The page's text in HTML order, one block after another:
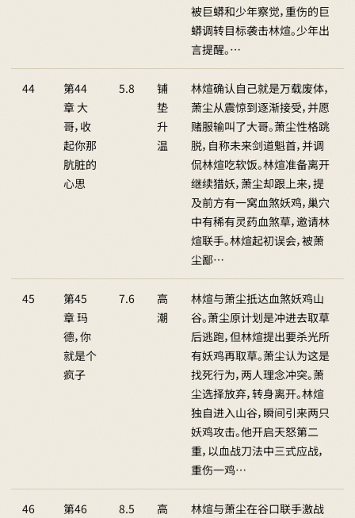
被巨蟒和少年察觉，重伤的巨
蟒调转目标袭击林煊。少年出
言提醒。…
44
第44
章 大
哥，收
起你那
肮脏的
心思
5.8
铺
垫
升
温
林煊确认自己就是万载废体，
萧尘从震惊到逐渐接受，并愿
赌服输叫了大哥。萧尘性格跳
脱，自称未来剑道魁首，并调
侃林煊吃软饭。林煊准备离开
继续猎妖，萧尘却跟上来，提
及前方有一窝血煞妖鸡，巢穴
中有稀有灵药血煞草，邀请林
煊联手。林煊起初误会，被萧
尘鄙…
45
第45
章 玛
德，你
就是个
疯子
7.6
高
潮
林煊与萧尘抵达血煞妖鸡山
谷。萧尘原计划是冲进去取草
后逃跑，但林煊提出要杀光所
有妖鸡再取草。萧尘认为这是
找死行为，两人理念冲突。萧
尘选择放弃，转身离开。林煊
独自进入山谷，瞬间引来两只
妖鸡攻击。他开启天怒第二
重，以血战刀法中三式应战，
重伤一鸡…
46
第46
8.5
高
林煊与萧尘在谷口联手激战